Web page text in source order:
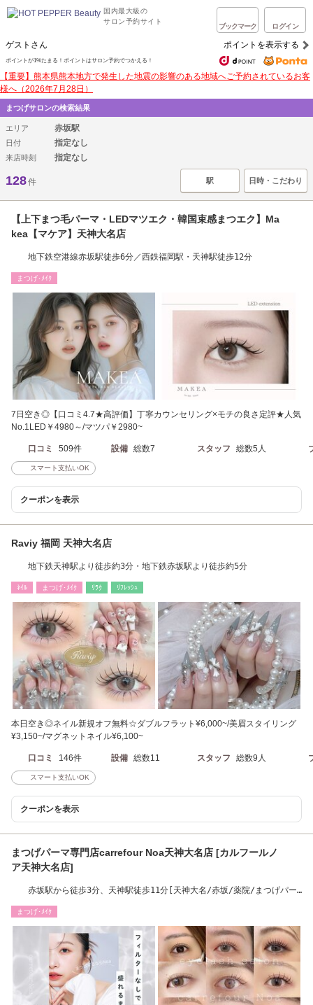
国内最大級の
サロン予約サイト
ブックマーク ログイン
ゲストさん ポイントを表示する
ポイントが1%たまる！ポイントはサロン予約でつかえる！
【重要】熊本県熊本地方で発生した地震の影響のある地域へご予約されているお客
様へ（2026年7月28日）
まつげサロンの検索結果
エリア 赤坂駅
日付 指定なし
来店時刻 指定なし
128件 駅 日時・こだわり
【上下まつ毛パーマ・LEDマツエク・韓国束感まつエク】Ma
kea【マケア】天神大名店
地下鉄空港線赤坂駅徒歩6分／西鉄福岡駅・天神駅徒歩12分
まつげ･ﾒｲｸ
7日空き◎【口コミ4.7★高評価】丁寧カウンセリング×モチの良さ定評★人気
No.1LED￥4980～/マツパ￥2980~
口コミ 509件 設備 総数7 スタッフ 総数5人
スマート支払いOK
クーポンを表示
Raviy 福岡 天神大名店
地下鉄天神駅より徒歩約3分・地下鉄赤坂駅より徒歩約5分
ﾈｲﾙ まつげ･ﾒｲｸ ﾘﾗｸ ﾘﾌﾚｯｼｭ
本日空き◎ネイル新規オフ無料☆ダブルフラット¥6,000~/美眉スタイリング
¥3,150~/マグネットネイル¥6,100~
口コミ 146件 設備 総数11 スタッフ 総数9人
スマート支払いOK
クーポンを表示
まつげパーマ専門店carrefour Noa天神大名店 [カルフールノ
ア天神大名店]
赤坂駅から徒歩3分、天神駅徒歩11分[天神大名/赤坂/薬院/まつげパー
まつげ･ﾒｲｸ